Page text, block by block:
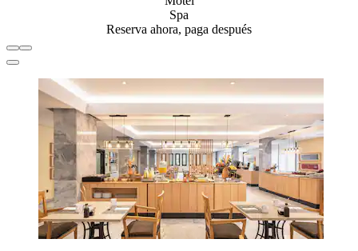
Spa
Reserva ahora, paga después